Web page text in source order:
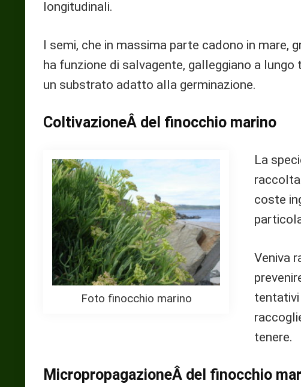
longitudinali.
I semi, che in massima parte cadono in mare,
ha funzione di salvagente, galleggiano a
un substrato adatto alla germinazione.
ColtivazioneÂ del finocchio marino
Foto finocchio marino
La
coste
Veniva
tenere.
MicropropagazioneÂ del finocchio